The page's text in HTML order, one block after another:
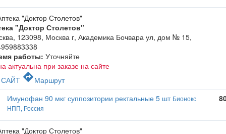
"Доктор Столетов"
123098, Москва г, Академика Бочвара ул, дом № 15,
работы: Уточняйте
актуальна при заказе на сайте
САЙТ directionsМаршрут
Имунофан 90 мкг суппозитории ректальные 5 шт Бионокс
НПП, Россия